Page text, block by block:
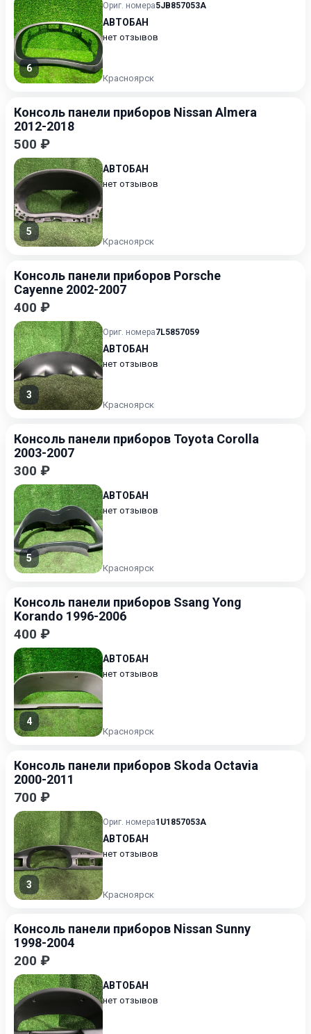
6
Ориг. номера5JB857053A
АВТОБАН
нет отзывов
Красноярск
Консоль панели приборов Nissan Almera
2012-2018
500 ₽
5
АВТОБАН
нет отзывов
Красноярск
Консоль панели приборов Porsche
Cayenne 2002-2007
400 ₽
3
Ориг. номера7L5857059
АВТОБАН
нет отзывов
Красноярск
Консоль панели приборов Toyota Corolla
2003-2007
300 ₽
5
АВТОБАН
нет отзывов
Красноярск
Консоль панели приборов Ssang Yong
Korando 1996-2006
400 ₽
4
АВТОБАН
нет отзывов
Красноярск
Консоль панели приборов Skoda Octavia
2000-2011
700 ₽
3
Ориг. номера1U1857053A
АВТОБАН
нет отзывов
Красноярск
Консоль панели приборов Nissan Sunny
1998-2004
200 ₽
АВТОБАН
нет отзывов